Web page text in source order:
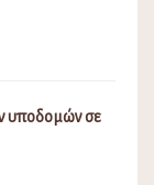
υποδομών σε